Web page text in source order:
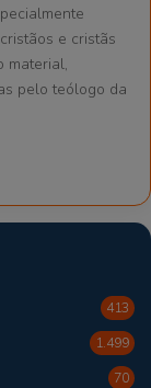
e cristãs
material,
pelo teólogo da
413
1.499
70